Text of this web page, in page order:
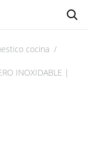
cocina /
INOXIDABLE |